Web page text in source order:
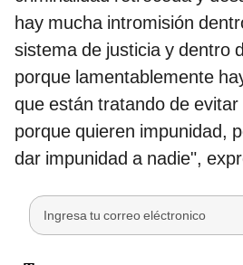
hay mucha intromisión
sistema de justicia y dentro
porque lamentablemente
que están tratando de
porque quieren impunidad,
dar impunidad a nadie",